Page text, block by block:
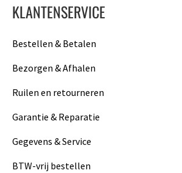
KLANTENSERVICE
Bestellen & Betalen
Bezorgen & Afhalen
Ruilen en retourneren
Garantie & Reparatie
Gegevens & Service
BTW-vrij bestellen